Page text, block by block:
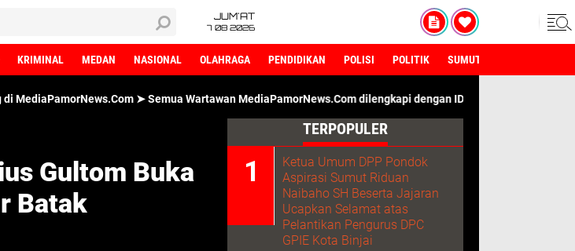
JUM'AT
7 08 2026
KRIMINAL MEDAN NASIONAL OLAHRAGA PENDIDIKAN POLISI POLITIK SUMUT
➤ Semua Wartawan MediaPamorNews.Com dilengkapi dengan ID Card Wartawan. Kami Adalah Media
Gultom Buka
Batak
TERPOPULER
Ketua Umum DPP Pondok
Aspirasi Sumut Riduan
Naibaho SH Beserta Jajaran
Ucapkan Selamat atas
Pelantikan Pengurus DPC
GPIE Kota Binjai